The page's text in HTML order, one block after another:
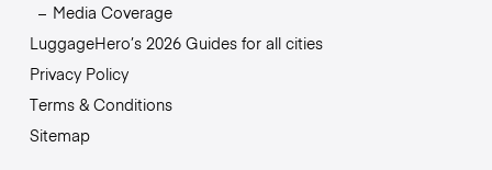
Media Coverage
LuggageHero’s 2026 Guides for all cities
Privacy Policy
Terms & Conditions
Sitemap